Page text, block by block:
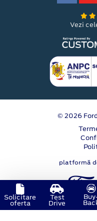
Vezi
© 2026
platformă
Solicitare
oferta
Test
Drive